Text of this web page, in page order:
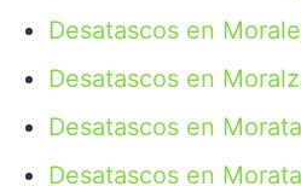
Desatascos en
Desatascos en
Desatascos en
Desatascos en